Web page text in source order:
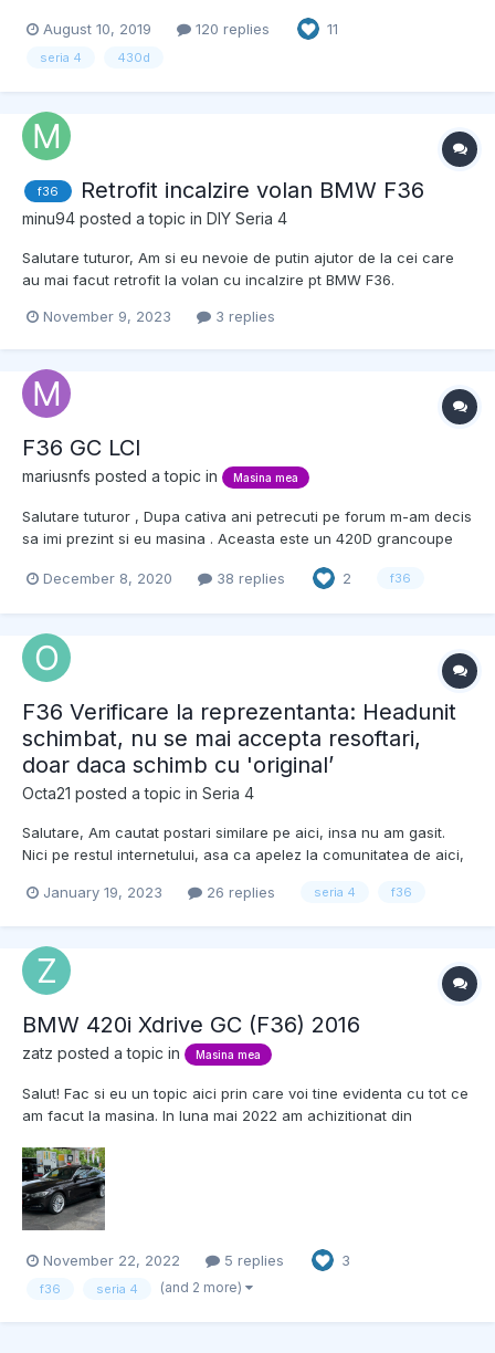
Sport, Dakota Red, plafon negru Editions And Packages P337A M
Sports Package S710A M Leather Steering Wheel S715A M...
August 10, 2019 120 replies 11
seria 4 430d
f36 Retrofit incalzire volan BMW F36
minu94 posted a topic in DIY Seria 4
Salutare tuturor, Am si eu nevoie de putin ajutor de la cei care
au mai facut retrofit la volan cu incalzire pt BMW F36.
trase la FEM pentru alimentarea incalzirii si are si plug-ul in
spate pentru a conecta butonul de in...
November 9, 2023 3 replies
F36 GC LCI
mariusnfs posted a topic in Masina mea
Salutare tuturor , Dupa cativa ani petrecuti pe forum m-am decis
sa imi prezint si eu masina . Aceasta este un 420D grancoupe
Performance Power Kit ) tractiune spate si in prezent 86k .
December 8, 2020 38 replies 2 f36
F36 Verificare la reprezentanta: Headunit
schimbat, nu se mai accepta resoftari,
doar daca schimb cu 'original’
Octa21 posted a topic in Seria 4
Salutare, Am cautat postari similare pe aici, insa nu am gasit.
Nici pe restul internetului, asa ca apelez la comunitatea de aici,
care ulterior am aflat ca i-au fost furate navigatia (display,
January 19, 2023 26 replies seria 4 f36
BMW 420i Xdrive GC (F36) 2016
zatz posted a topic in Masina mea
Salut! Fac si eu un topic aici prin care voi tine evidenta cu tot ce
am facut la masina. In luna mai 2022 am achizitionat din
GC fabricat in mai 2016 cu 137000 km la bord la momentul
respectiv. Am venit cu ea in Romania pe r...
November 22, 2022 5 replies 3
f36 seria 4 (and 2 more)